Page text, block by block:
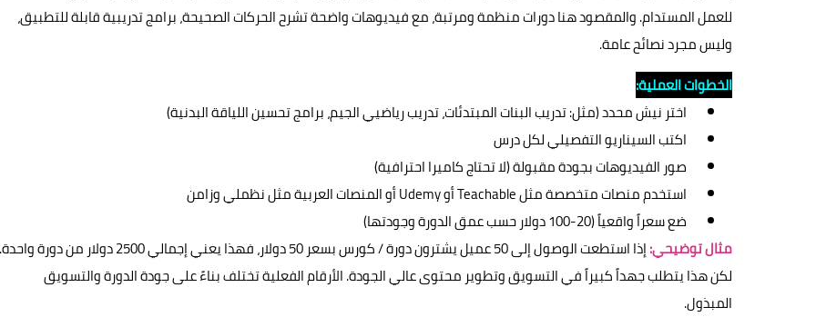
للعمل المستدام. والمقصود هنا دورات منظمة ومرتبة، مع فيديوهات واضحة تشرح الحركات الصحيحة، برامج تدريبية قابلة للتطبيق،
وليس مجرد نصائح عامة.
الخطوات العملية:
اختر نيش محدد (مثل: تدريب البنات المبتدئات، تدريب رياضيي الجيم، برامج تحسين اللياقة البدنية)
اكتب السيناريو التفصيلي لكل درس
صور الفيديوهات بجودة مقبولة (لا تحتاج كاميرا احترافية)
استخدم منصات متخصصة مثل Teachable أو Udemy أو المنصات العربية مثل نظملي وزامن
ضع سعراً واقعياً (20-100 دولار حسب عمق الدورة وجودتها)
مثال توضيحي:
إذا استطعت الوصول إلى 50 عميل يشترون دورة / كورس بسعر 50 دولار، فهذا يعني إجمالي 2500 دولار من دورة واحدة.
لكن هذا يتطلب جهداً كبيراً في التسويق وتطوير محتوى عالي الجودة. الأرقام الفعلية تختلف بناءً على جودة الدورة والتسويق
المبذول.